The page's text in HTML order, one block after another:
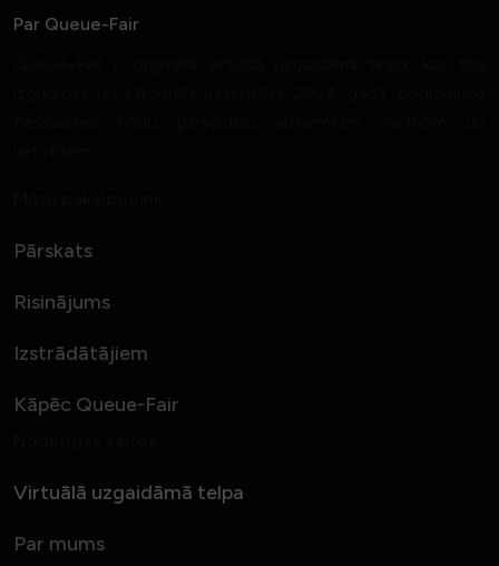
Par Queue-Fair
Pārskats
Risinājums
Izstrādātājiem
Kāpēc Queue-Fair
Virtuālā uzgaidāmā telpa
Par mums